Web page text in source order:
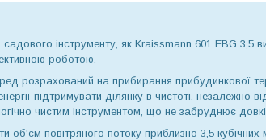
інструменту, як Kraissmann 601 EBG 3,5
роботою.
розрахований на прибирання прибудинкової
підтримувати ділянку в чистоті, незалежно
чистим інструментом, що не забруднює
об'єм повітряного потоку приблизно 3,5 кубічних